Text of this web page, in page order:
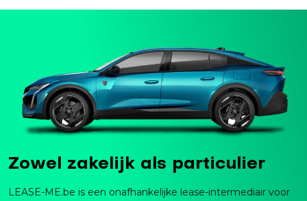
Zowel zakelijk als particulier
LEASE-ME.be is een onafhankelijke lease-intermediair voor